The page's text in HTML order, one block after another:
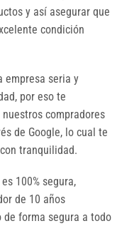
y así asegurar que
condición
empresa seria y
por eso te
compradores
de Google, lo cual te
tranquilidad.
100% segura,
de 10 años
de forma segura a todo